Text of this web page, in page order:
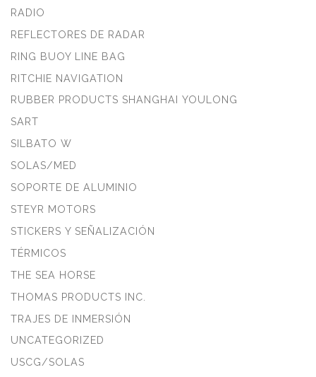
RADIO
REFLECTORES DE RADAR
RING BUOY LINE BAG
RITCHIE NAVIGATION
RUBBER PRODUCTS SHANGHAI YOULONG
SART
SILBATO W
SOLAS/MED
SOPORTE DE ALUMINIO
STEYR MOTORS
STICKERS Y SEÑALIZACIÓN
TÉRMICOS
THE SEA HORSE
THOMAS PRODUCTS INC.
TRAJES DE INMERSIÓN
UNCATEGORIZED
USCG/SOLAS